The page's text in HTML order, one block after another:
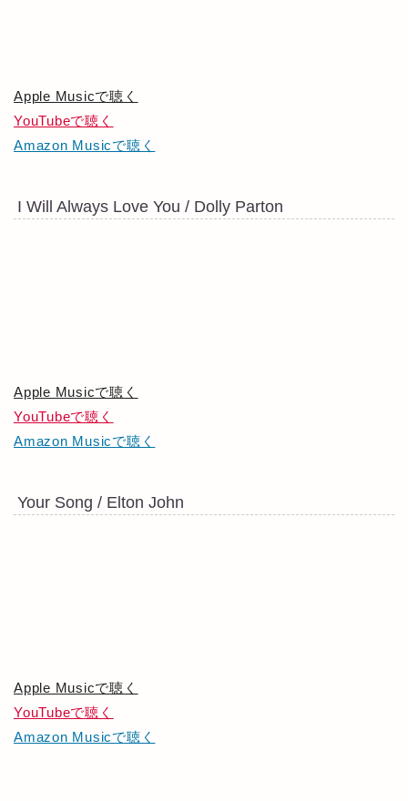
Apple Musicで聴く
YouTubeで聴く
Amazon Musicで聴く
I Will Always Love You / Dolly Parton
Apple Musicで聴く
YouTubeで聴く
Amazon Musicで聴く
Your Song / Elton John
Apple Musicで聴く
YouTubeで聴く
Amazon Musicで聴く